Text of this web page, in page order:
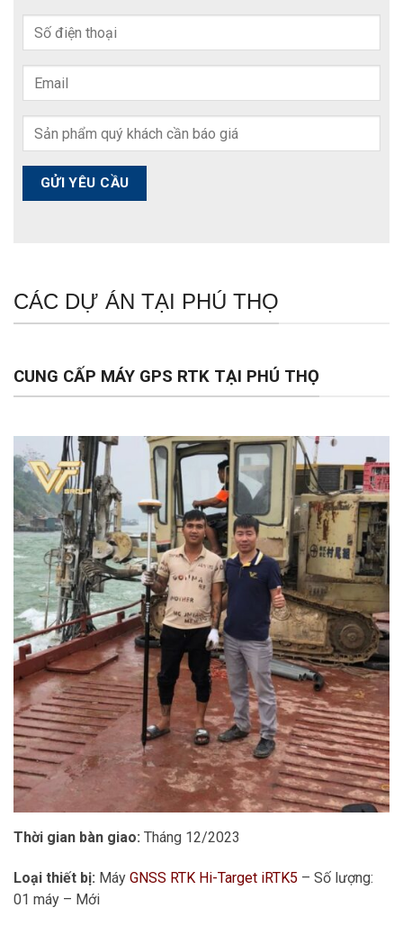
CÁC DỰ ÁN TẠI PHÚ THỌ
CUNG CẤP MÁY GPS RTK TẠI PHÚ THỌ
Thời gian bàn giao: Tháng 12/2023
Loại thiết bị: Máy GNSS RTK Hi-Target iRTK5 – Số lượng:
01 máy – Mới